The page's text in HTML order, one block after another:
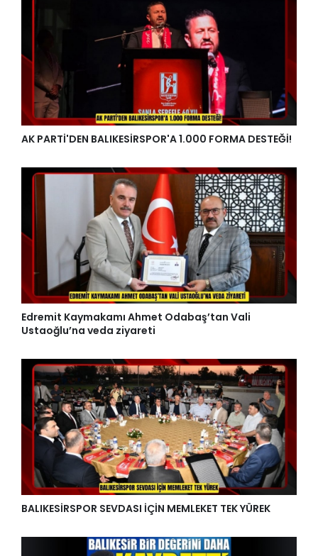
AK PARTİ'DEN BALIKESİRSPOR'A 1.000 FORMA DESTEĞİ!
Edremit Kaymakamı Ahmet Odabaş’tan Vali
Ustaoğlu’na veda ziyareti
BALIKESİRSPOR SEVDASI İÇİN MEMLEKET TEK YÜREK